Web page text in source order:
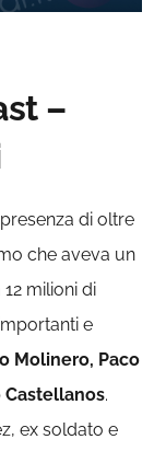
–
di oltre
che aveva un
milioni di
e
Molinero, Paco
Castellanos.
ex soldato e